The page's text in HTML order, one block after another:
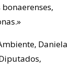
Daniela